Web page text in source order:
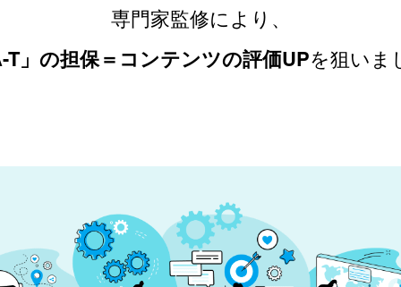
専門家監修により、
T」の担保＝コンテンツの評価UPを狙いま